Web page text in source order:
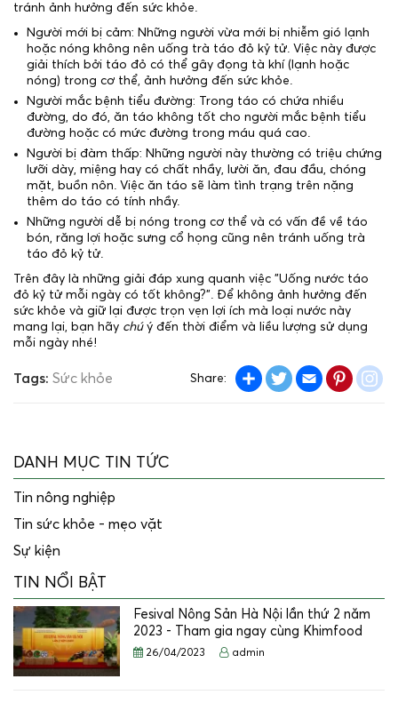
tránh ảnh hưởng đến sức khỏe.
Người mới bị cảm: Những người vừa mới bị nhiễm gió lạnh
hoặc nóng không nên uống trà táo đỏ kỷ tử. Việc này được
giải thích bởi táo đỏ có thể gây đọng tà khí (lạnh hoặc
nóng) trong cơ thể, ảnh hưởng đến sức khỏe.
Người mắc bệnh tiểu đường: Trong táo có chứa nhiều
đường, do đó, ăn táo không tốt cho người mắc bệnh tiểu
đường hoặc có mức đường trong máu quá cao.
Người bị đàm thấp: Những người này thường có triệu chứng
lưỡi dày, miệng hay có chất nhầy, lười ăn, đau đầu, chóng
mặt, buồn nôn. Việc ăn táo sẽ làm tình trạng trên nặng
thêm do táo có tính nhầy.
Những người dễ bị nóng trong cơ thể và có vấn đề về táo
bón, răng lợi hoặc sưng cổ họng cũng nên tránh uống trà
táo đỏ kỷ tử.
Trên đây là những giải đáp xung quanh việc "Uống nước táo
đỏ kỷ tử mỗi ngày có tốt không?". Để không ảnh hưởng đến
sức khỏe và giữ lại được trọn vẹn lợi ích mà loại nước này
mang lại, bạn hãy chú ý đến thời điểm và liều lượng sử dụng
mỗi ngày nhé!
Tags: Sức khỏe Share: Share TwitterEmail
DANH MỤC TIN TỨC
Tin nông nghiệp
Tin sức khỏe - mẹo vặt
Sự kiện
TIN NỔI BẬT
Fesival Nông Sản Hà Nội lần thứ 2 năm
2023 - Tham gia ngay cùng Khimfood
26/04/2023 admin